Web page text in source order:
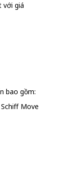
với giá
bao gồm:
Move